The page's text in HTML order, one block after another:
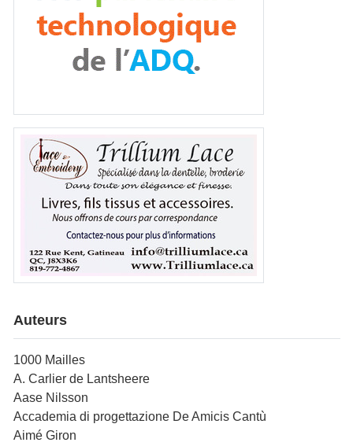
Auteurs
1000 Mailles
A. Carlier de Lantsheere
Aase Nilsson
Accademia di progettazione De Amicis Cantù
Aimé Giron